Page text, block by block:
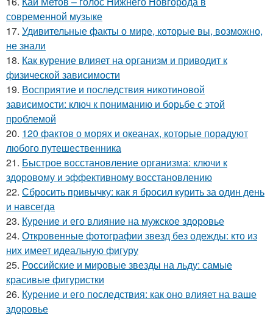
современной музыке
17. Удивительные факты о мире, которые вы, возможно,
не знали
18. Как курение влияет на организм и приводит к
физической зависимости
19. Восприятие и последствия никотиновой
зависимости: ключ к пониманию и борьбе с этой
проблемой
20. 120 фактов о морях и океанах, которые порадуют
любого путешественника
21. Быстрое восстановление организма: ключи к
здоровому и эффективному восстановлению
22. Сбросить привычку: как я бросил курить за один день
и навсегда
23. Курение и его влияние на мужское здоровье
24. Откровенные фотографии звезд без одежды: кто из
них имеет идеальную фигуру
25. Российские и мировые звезды на льду: самые
красивые фигуристки
26. Курение и его последствия: как оно влияет на ваше
здоровье